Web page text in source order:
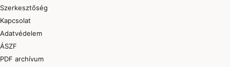
Szerkesztőség
Kapcsolat
Adatvédelem
ÁSZF
PDF archívum